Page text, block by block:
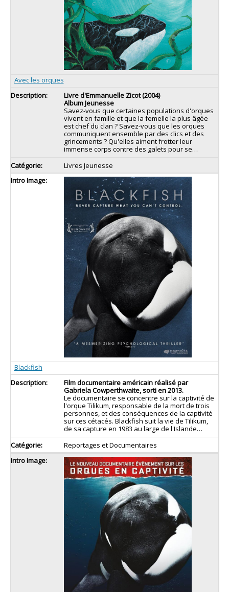
Avec les orques
Livre d'Emmanuelle Zicot (2004)
Album Jeunesse
Savez-vous que certaines populations d'orques
vivent en famille et que la femelle la plus âgée
est chef du clan ? Savez-vous que les orques
communiquent ensemble par des clics et des
grincements ? Qu'elles aiment frotter leur
immense corps contre des galets pour se…
Livres Jeunesse
Blackfish
Film documentaire américain réalisé par
Gabriela Cowperthwaite, sorti en 2013.
Le documentaire se concentre sur la captivité de
l'orque Tilikum, responsable de la mort de trois
personnes, et des conséquences de la captivité
sur ces cétacés. Blackfish suit la vie de Tilikum,
de sa capture en 1983 au large de l'Islande…
Reportages et Documentaires